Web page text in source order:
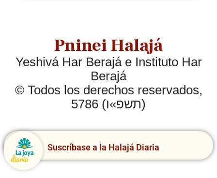
Pninei Halajá
Yeshivá Har Berajá e Instituto Har
Berajá
© Todos los derechos reservados,
5786 (תשפ»ו)
Suscríbase a la Halajá Diaria